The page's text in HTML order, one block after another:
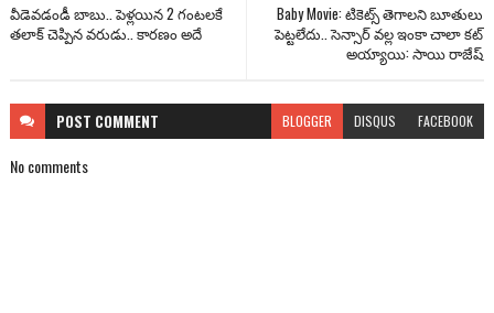
Baby Movie: టికెట్స్ తెగాల‌ని బూతులు
పెట్ట‌లేదు.. సెన్సార్ వల్ల ఇంకా చాలా కట్
అయ్యాయి: సాయి రాజేష్
వీడెవడండీ బాబు.. పెళ్లయిన 2 గంటలకే
తలాక్ చెప్పిన వరుడు.. కారణం అదే
POST COMMENT BLOGGER DISQUS FACEBOOK
No comments